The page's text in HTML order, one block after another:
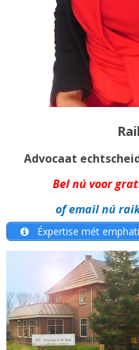
Advocaat
Bel nú voor
of email nú
Éxpertise mét